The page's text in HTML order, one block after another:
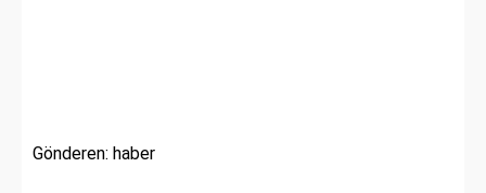
Gönderen: haber